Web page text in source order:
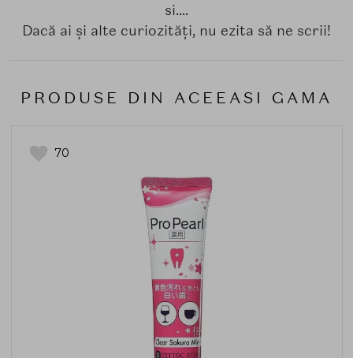
si....
Dacă ai și alte curiozități, nu ezita să ne scrii!
PRODUSE DIN ACEEASI GAMA
70